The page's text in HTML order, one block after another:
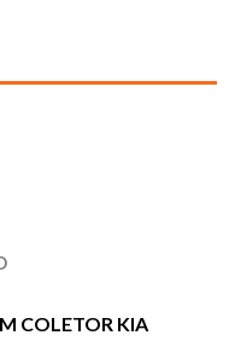
COLETOR KIA